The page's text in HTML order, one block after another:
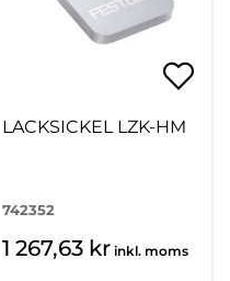
LACKSICKEL LZK-HM
742352
1 267,63 kr inkl. moms